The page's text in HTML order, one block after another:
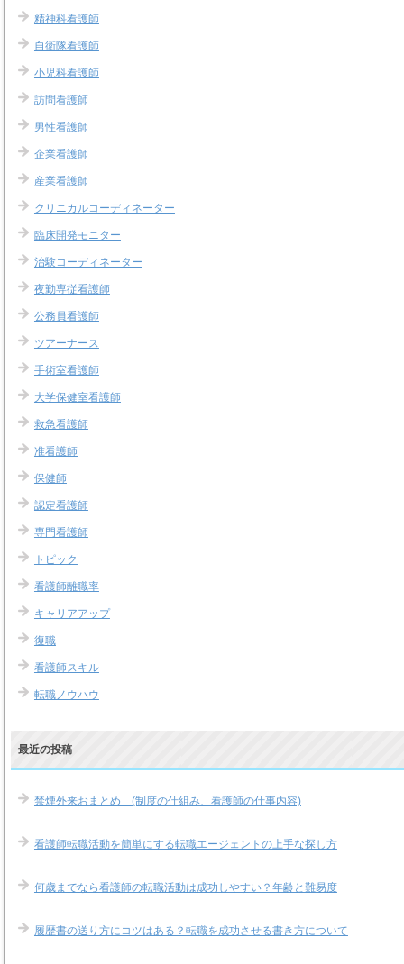
精神科看護師
自衛隊看護師
小児科看護師
訪問看護師
男性看護師
企業看護師
産業看護師
クリニカルコーディネーター
臨床開発モニター
治験コーディネーター
夜勤専従看護師
公務員看護師
ツアーナース
手術室看護師
大学保健室看護師
救急看護師
准看護師
保健師
認定看護師
専門看護師
トピック
看護師離職率
キャリアアップ
復職
看護師スキル
転職ノウハウ
最近の投稿
禁煙外来おまとめ (制度の仕組み、看護師の仕事内容)
看護師転職活動を簡単にする転職エージェントの上手な探し方
何歳までなら看護師の転職活動は成功しやすい？年齢と難易度
履歴書の送り方にコツはある？転職を成功させる書き方について